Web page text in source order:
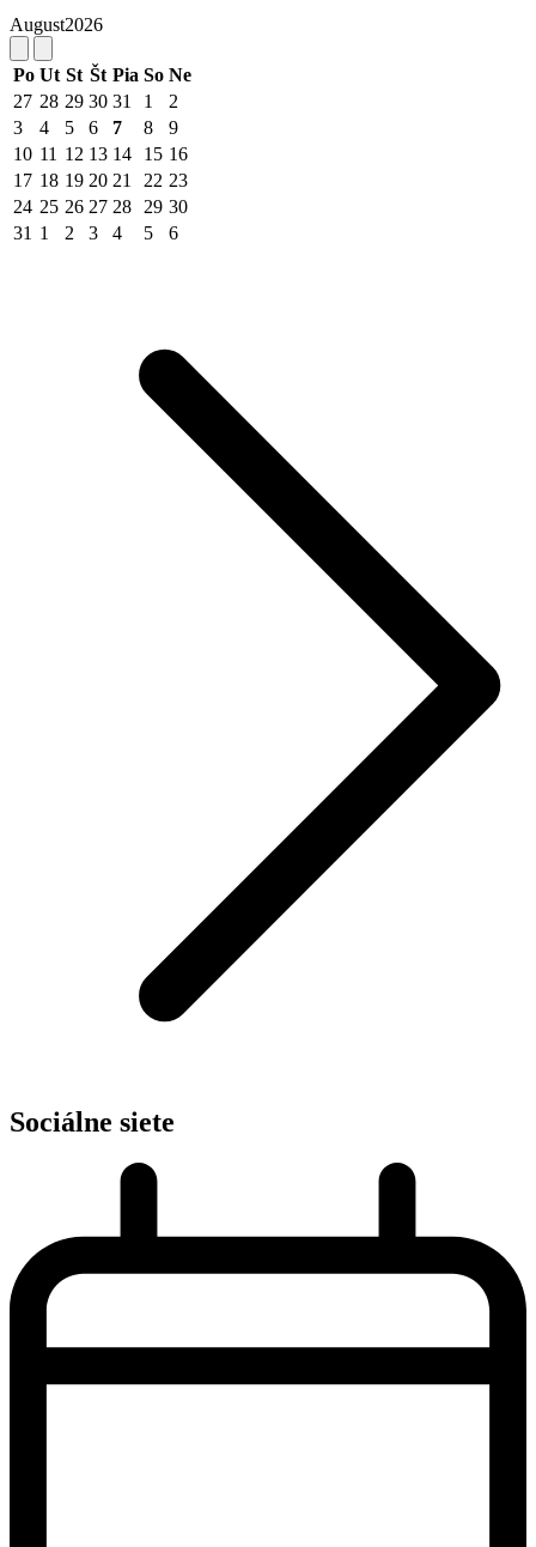
August2026
Po Ut St Št Pia So Ne
27 28 29 30 31 1
2
3
4 5 6 7 8
9
10 11 12 13 14 15 16
17 18 19 20 21 22 23
24 25 26 27 28 29 30
31 1 2 3 4 5 6
Sociálne siete